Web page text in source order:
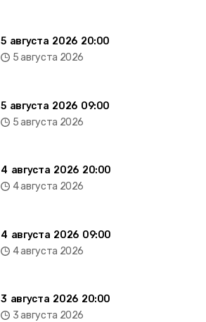
5 августа 2026 20:00
5 августа 2026
5 августа 2026 09:00
5 августа 2026
4 августа 2026 20:00
4 августа 2026
4 августа 2026 09:00
4 августа 2026
3 августа 2026 20:00
3 августа 2026